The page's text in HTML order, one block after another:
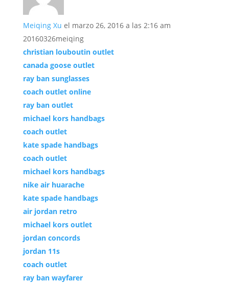
Meiqing Xu el marzo 26, 2016 a las 2:16 am
20160326meiqing
christian louboutin outlet
canada goose outlet
ray ban sunglasses
coach outlet online
ray ban outlet
michael kors handbags
coach outlet
kate spade handbags
coach outlet
michael kors handbags
nike air huarache
kate spade handbags
air jordan retro
michael kors outlet
jordan concords
jordan 11s
coach outlet
ray ban wayfarer